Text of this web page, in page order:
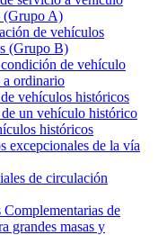
(Grupo A)
de vehículos
(Grupo B)
de vehículo
ordinario
vehículos históricos
un vehículo histórico
históricos
excepcionales de la vía
de circulación
de
grandes masas y